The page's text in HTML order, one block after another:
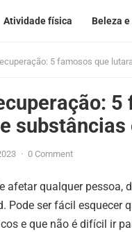
Atividade física Beleza
5 famosos que
5
substâncias
· 0 Comment
afetar qualquer pessoa,
Pode ser fácil esquecer
e que não é difícil ir